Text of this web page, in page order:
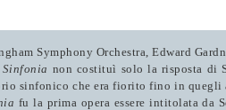
Symphony Orchestra, Edward
Sinfonia non costituì solo la risposta di
sinfonico che era fiorito fino in quegli
fu la prima opera essere intitolata da